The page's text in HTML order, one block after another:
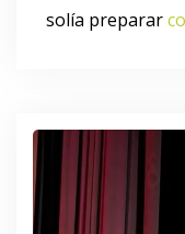
solía preparar